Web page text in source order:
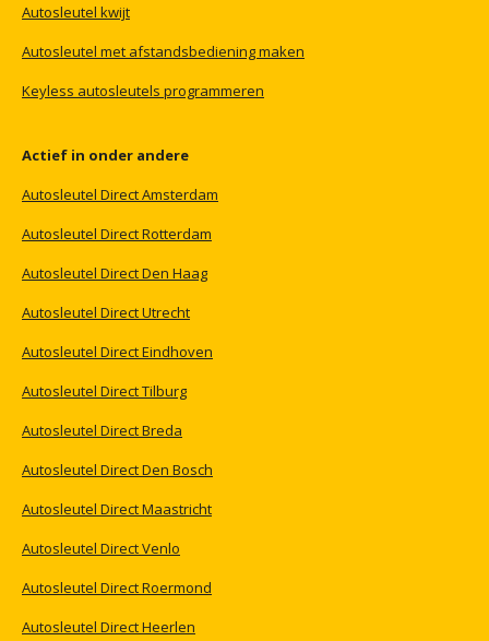
Autosleutel kwijt
Autosleutel met afstandsbedieningmaken
Keyless autosleutels programmeren
Actief in onder andere
Autosleutel DirectAmsterdam
Autosleutel DirectRotterdam
Autosleutel DirectDen Haag
Autosleutel DirectUtrecht
Autosleutel DirectEindhoven
Autosleutel DirectTilburg
Autosleutel DirectBreda
Autosleutel DirectDen Bosch
Autosleutel DirectMaastricht
Autosleutel DirectVenlo
Autosleutel DirectRoermond
Autosleutel DirectHeerlen